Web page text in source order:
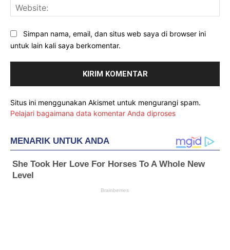
Simpan nama, email, dan situs web saya di browser ini
untuk lain kali saya berkomentar.
Situs ini menggunakan Akismet untuk mengurangi spam.
Pelajari bagaimana data komentar Anda diproses